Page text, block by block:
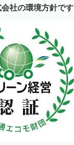
社の環境方針です